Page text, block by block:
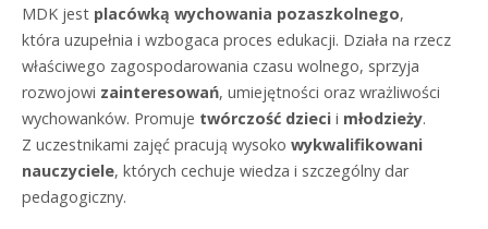
MDK jest placówką wychowania pozaszkolnego,
która uzupełnia i wzbogaca proces edukacji. Działa na rzecz
właściwego zagospodarowania czasu wolnego, sprzyja
rozwojowi zainteresowań, umiejętności oraz wrażliwości
wychowanków. Promuje twórczość dzieci i młodzieży.
Z uczestnikami zajęć pracują wysoko wykwalifikowani
nauczyciele, których cechuje wiedza i szczególny dar
pedagogiczny.